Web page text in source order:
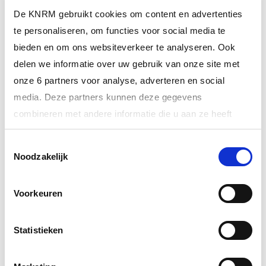
De KNRM gebruikt cookies om content en advertenties
te personaliseren, om functies voor social media te
bieden en om ons websiteverkeer te analyseren. Ook
delen we informatie over uw gebruik van onze site met
onze 6 partners voor analyse, adverteren en social
media. Deze partners kunnen deze gegevens
combineren met andere informatie die u aan ze heeft
verstrekt of die ze hebben verzameld op basis van uw
Via hetcookiestatement
op onze website kunt u uw
privacystatement
vindt u meer informatie over wie we
persoonlijke gegevens verwerken.
Noodzakelijk
Voorkeuren
Statistieken
25 oktober 2025
Jouw stem kan écht het verschil maken!
ALTIJD ALS EERSTE OP DE HOOGTE VAN
HET LAATSTE NIEUWS?